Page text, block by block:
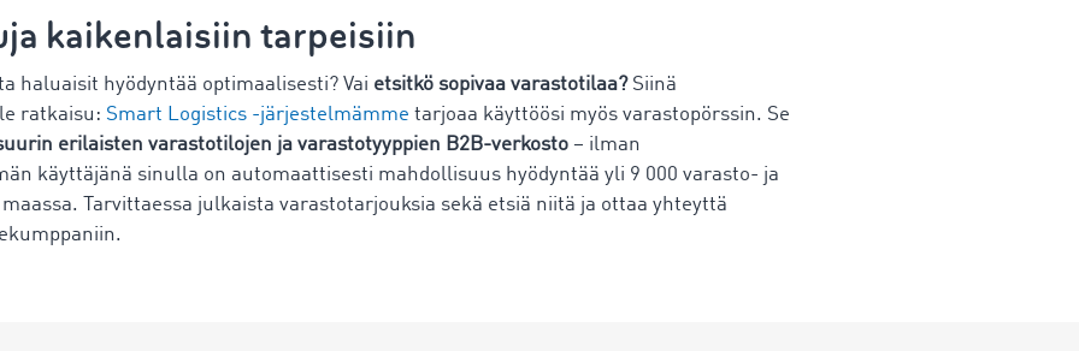
kaikenlaisiin tarpeisiin
haluaisit hyödyntää optimaalisesti? Vai etsitkö sopivaa varastotilaa?Siinä
ratkaisu: Smart Logistics -järjestelmämme tarjoaa käyttöösi myös varastopörssin. Se
erilaisten varastotilojen ja varastotyyppien B2B-verkosto – ilman
käyttäjänä sinulla on automaattisesti mahdollisuus hyödyntää yli 9 000 varasto- ja
Tarvittaessa julkaista varastotarjouksia sekä etsiä niitä ja ottaa yhteyttä